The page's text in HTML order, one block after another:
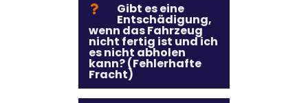
Gibt es eine
Entschädigung,
wenn das Fahrzeug
nicht fertig ist und ich
es nicht abholen
kann? (Fehlerhafte
Fracht)